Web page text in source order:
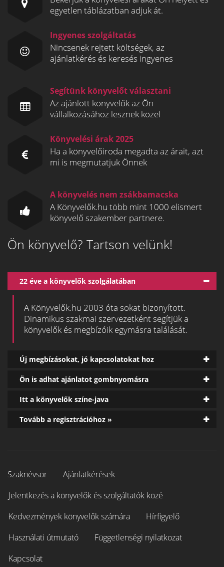
egyetlen táblázatban adjuk át.
Ingyenes szolgáltatás
Nincsenek rejtett költségek, az
ajánlatkérés és keresés ingyenes
Segítünk könyvelőt választani
Az ajánlott könyvelők az Ön
vállalkozásához lesznek közel
Könyvelési árak 2025
Ha a könyvelőiroda megadta az árait, azt
mi is megmutatjuk Önnek
A könyvelés nem zsákbamacska
A Könyvelők.hu több mint 1000 elismert
könyvelő szakember partnere.
Ön könyvelő? Tartson velünk!
22 éve a könyvelők szolgálatában
A Könyvelők.hu 2003 óta sokat bizonyított.
Dinamikus szakmai szervezetként segítjük a
könyvelők és megbízóik egymásra találását.
Új megbízásokat, jó kapcsolatokat hoz
Ön is adhat ajánlatot gombnyomásra
Itt a könyvelők színe-java
Tovább a regisztrációhoz »
Szaknévsor
Ajánlatkérések
Jelentkezés a könyvelők és szolgáltatók közé
Kedvezmények könyvelők számára
Hírfigyelő
Használati útmutató
Függetlenségi nyilatkozat
Kapcsolat